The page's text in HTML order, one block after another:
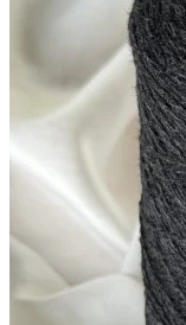
1
Показать еще
Filato
Мы в соцсетях
Мы используем